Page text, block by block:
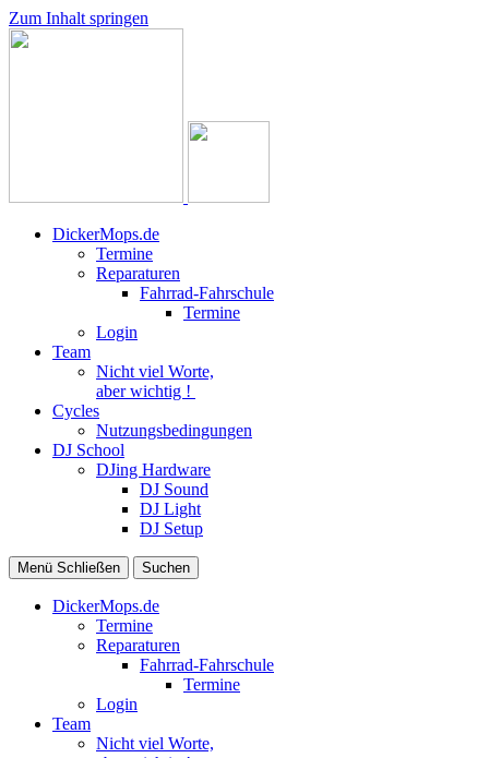
Zum Inhalt springen
DickerMops.de
Termine
Reparaturen
Fahrrad-Fahrschule
Termine
Login
Team
Nicht viel Worte,
aber wichtig !
Cycles
Nutzungsbedingungen
DJ School
DJing Hardware
DJ Sound
DJ Light
DJ Setup
Menü Schließen Suchen
DickerMops.de
Termine
Reparaturen
Fahrrad-Fahrschule
Termine
Login
Team
Nicht viel Worte,